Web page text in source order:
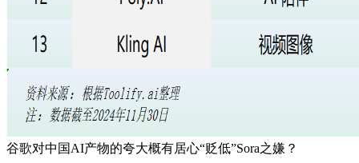
谷歌对中国AI产物的夸大概有居心“贬低”Sora之嫌？